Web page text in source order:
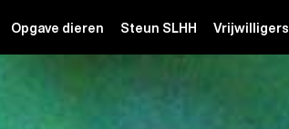
Opgave dieren Steun SLHH Vrijwilligers